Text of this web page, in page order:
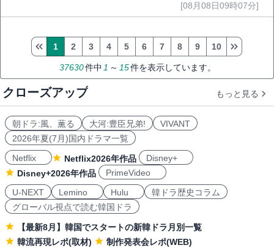
[08月08日09時07分]
37630件中 1 ～ 15件を表示しています。
1 2 3 4 5 6 7 8 9 10
クローズアップ もっと見る
朝ドラ:風、薫る 大河:豊臣兄弟!
VIVANT
2026年夏(7月)国内ドラマ一覧
Netflix
Netflix2026年作品
Disney+
Disney+2026年作品
PrimeVideo
U-NEXT
Lemino Hulu
韓ドラ歴史コラム
グローバル視点で読む韓国ドラ
【最新8月】韓国でスタートの新韓ドラ月別一覧
韓流再現レポ(取材)
制作発表会レポ(WEB)